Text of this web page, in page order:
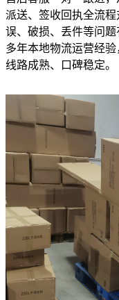
派送、签收回执全流
误、破损、丢件等问题
多年本地物流运营经验
线路成熟、口碑稳定。